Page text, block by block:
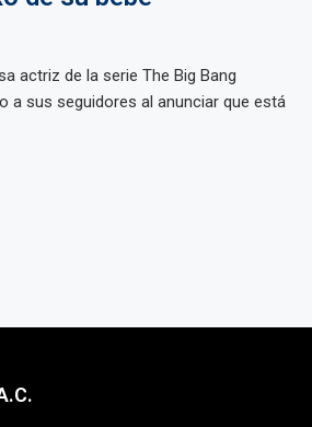
actriz de la serie The Big Bang
a sus seguidores al anunciar que está